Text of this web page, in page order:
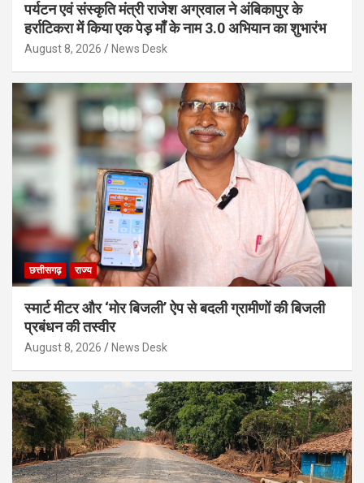
पर्यटन एवं संस्कृति मंत्री राजेश अग्रवाल ने अंबिकापुर के
हर्राटिकरा में किया एक पेड़ माँ के नाम 3.0 अभियान का शुभारंभ
August 8, 2026 News Desk
छत्तीसगढ़ राज्य
स्मार्ट मीटर और ‘मोर बिजली’ ऐप से बदली ग्रामीणों की बिजली
प्रबंधन की तस्वीर
August 8, 2026 News Desk